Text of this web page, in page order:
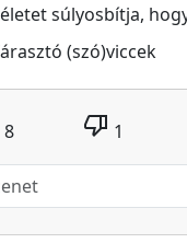
súlyosbítja,
(szó)viccek
8 thumb_down 1